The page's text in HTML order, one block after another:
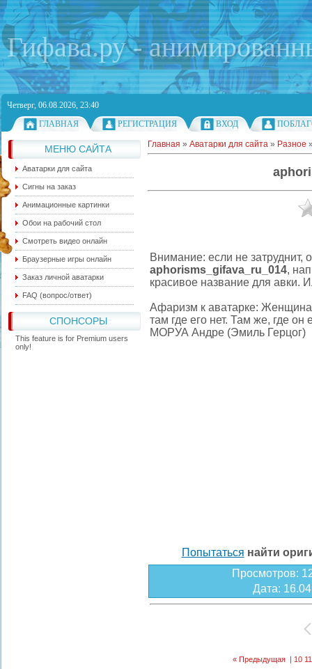
Гифава.ру -
Четверг, 06.08.2026, 23:40
ГЛАВНАЯ
РЕГИСТРАЦИЯ ВХОД
МЕНЮ САЙТА
Аватарки для сайта
Сигны на заказ
Анимационные картинки
Обои на рабочий стол
Смотреть видео онлайн
Браузерные игры онлайн
Заказ личной аватарки
FAQ (вопрос/ответ)
СПОНСОРЫ
This feature is for Premium users
only!
Главная » Аватарки для сайта » Разное
Внимание: если не
aphorisms_gifava_ru_014,
красивое название для авки.
Афаризм к аватарке:
там где его нет. Там же, где
МОРУА Андре (Эмиль Герцог)
Попытаться найти
Просмотров:
Дата:
« Предыдущая| 10 11